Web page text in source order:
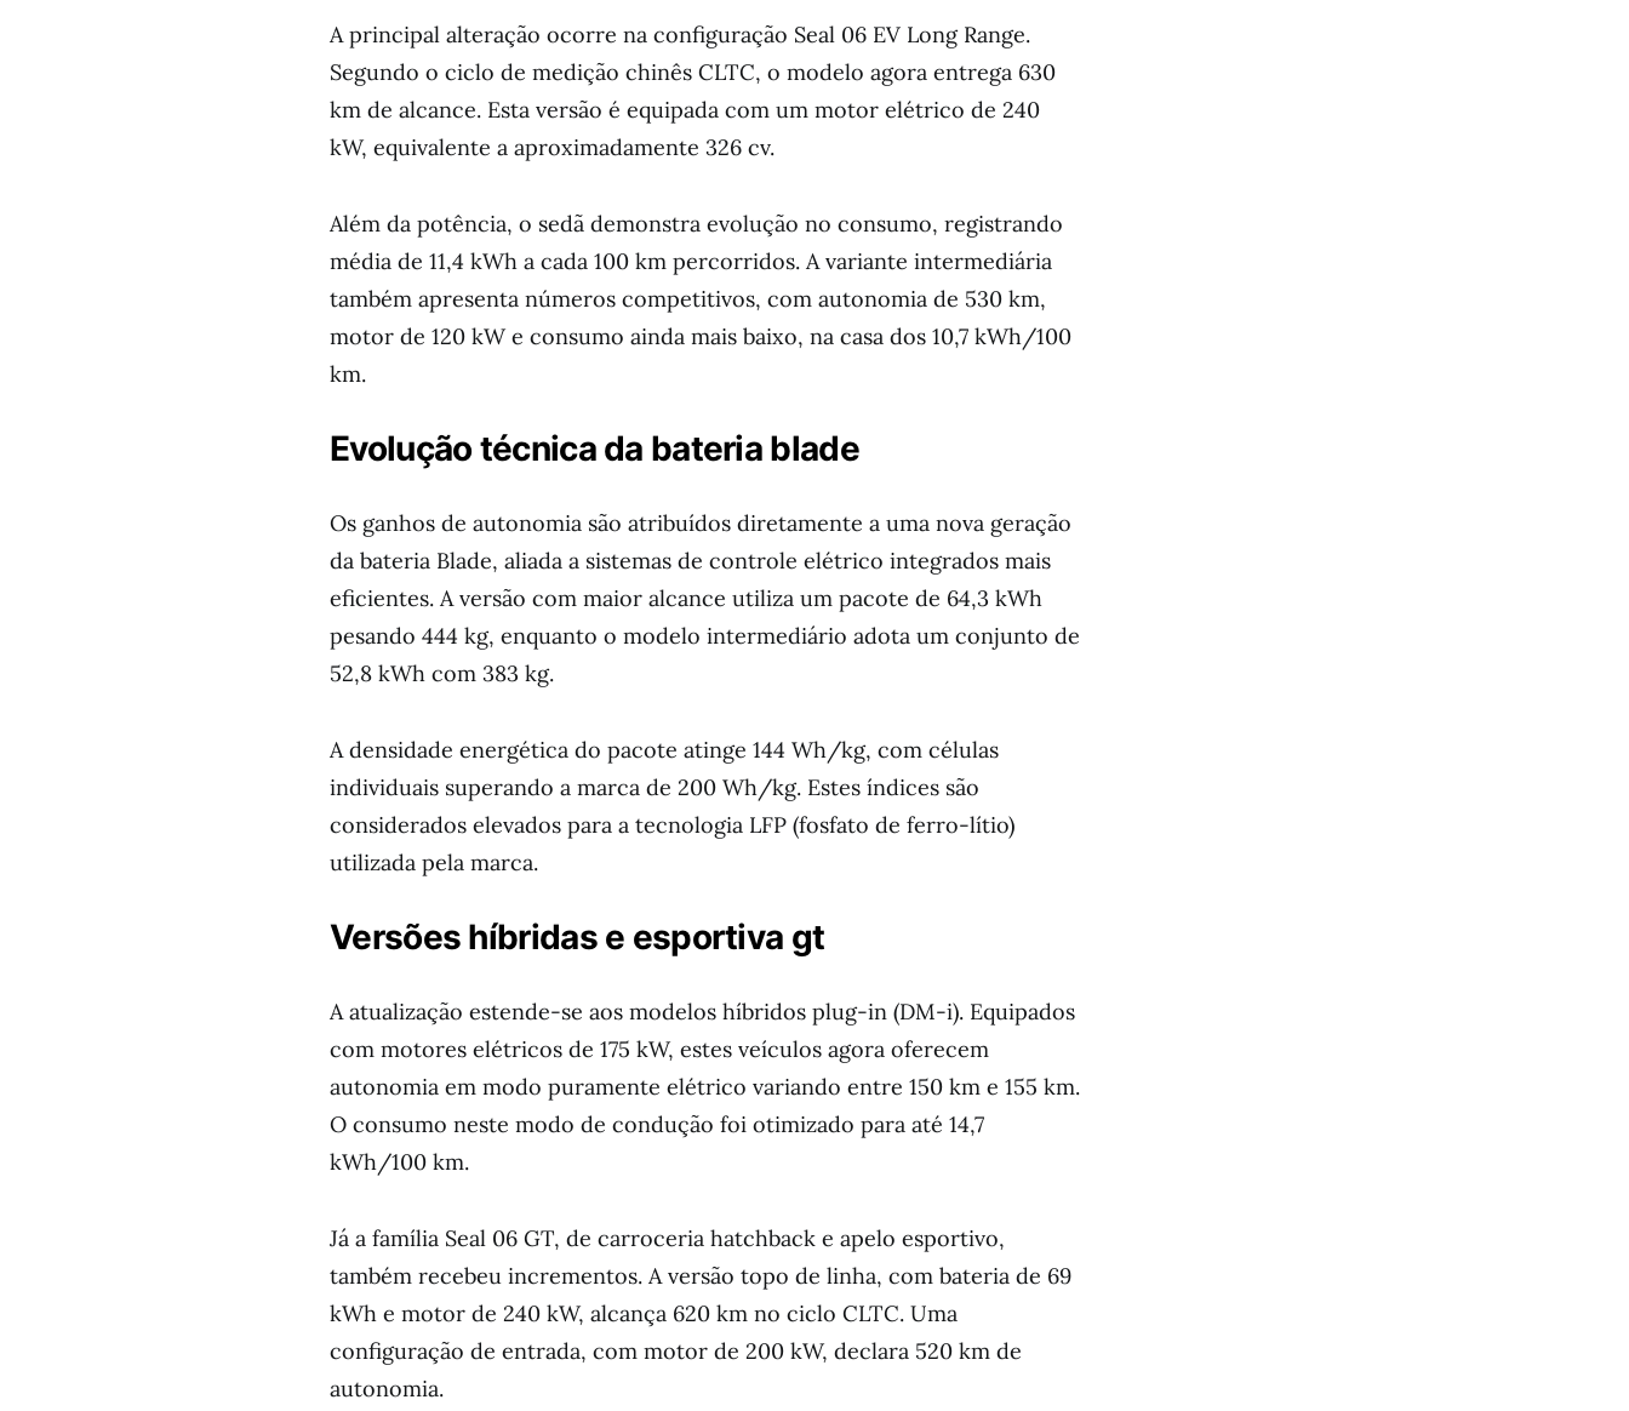
A principal alteração ocorre na configuração Seal 06 EV Long Range.
Segundo o ciclo de medição chinês CLTC, o modelo agora entrega 630
km de alcance. Esta versão é equipada com um motor elétrico de 240
kW, equivalente a aproximadamente 326 cv.
Além da potência, o sedã demonstra evolução no consumo, registrando
média de 11,4 kWh a cada 100 km percorridos. A variante intermediária
também apresenta números competitivos, com autonomia de 530 km,
motor de 120 kW e consumo ainda mais baixo, na casa dos 10,7 kWh/100
km.
Evolução técnica da bateria blade
Os ganhos de autonomia são atribuídos diretamente a uma nova geração
da bateria Blade, aliada a sistemas de controle elétrico integrados mais
eficientes. A versão com maior alcance utiliza um pacote de 64,3 kWh
pesando 444 kg, enquanto o modelo intermediário adota um conjunto de
52,8 kWh com 383 kg.
A densidade energética do pacote atinge 144 Wh/kg, com células
individuais superando a marca de 200 Wh/kg. Estes índices são
considerados elevados para a tecnologia LFP (fosfato de ferro-lítio)
utilizada pela marca.
Versões híbridas e esportiva gt
A atualização estende-se aos modelos híbridos plug-in (DM-i). Equipados
com motores elétricos de 175 kW, estes veículos agora oferecem
autonomia em modo puramente elétrico variando entre 150 km e 155 km.
O consumo neste modo de condução foi otimizado para até 14,7
kWh/100 km.
Já a família Seal 06 GT, de carroceria hatchback e apelo esportivo,
também recebeu incrementos. A versão topo de linha, com bateria de 69
kWh e motor de 240 kW, alcança 620 km no ciclo CLTC. Uma
configuração de entrada, com motor de 200 kW, declara 520 km de
autonomia.